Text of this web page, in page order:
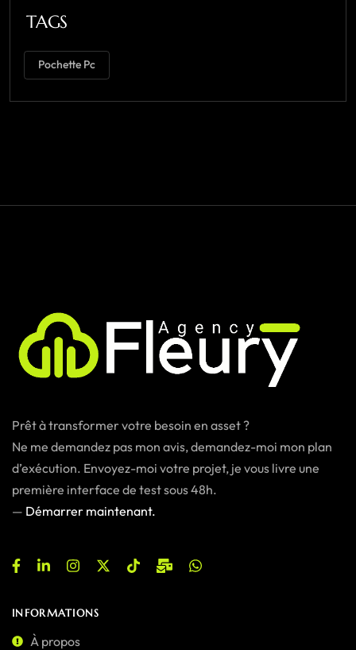
TAGS
Pochette Pc
Prêt à transformer votre besoin en asset ?
Ne me demandez pas mon avis, demandez-moi mon plan
d’exécution. Envoyez-moi votre projet, je vous livre une
première interface de test sous 48h.
— Démarrer maintenant.
INFORMATIONS
À propos